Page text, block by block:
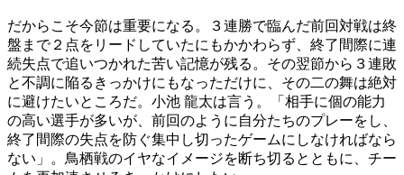
だからこそ今節は重要になる。３連勝で臨んだ前回対戦は終
盤まで２点をリードしていたにもかかわらず、終了間際に連
続失点で追いつかれた苦い記憶が残る。その翌節から３連敗
と不調に陥るきっかけにもなっただけに、その二の舞は絶対
に避けたいところだ。小池 龍太は言う。「相手に個の能力
の高い選手が多いが、前回のように自分たちのプレーをし、
終了間際の失点を防ぐ集中し切ったゲームにしなければなら
ない」。鳥栖戦のイヤなイメージを断ち切るとともに、チー